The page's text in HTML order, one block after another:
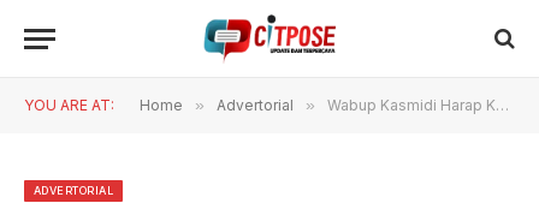
YOU ARE AT: Home » Advertorial » Wabup Kasmidi Harap Kepala PD dan Camat Bisa Terapkan Pelatihan dan Assesmen GCIO
ADVERTORIAL